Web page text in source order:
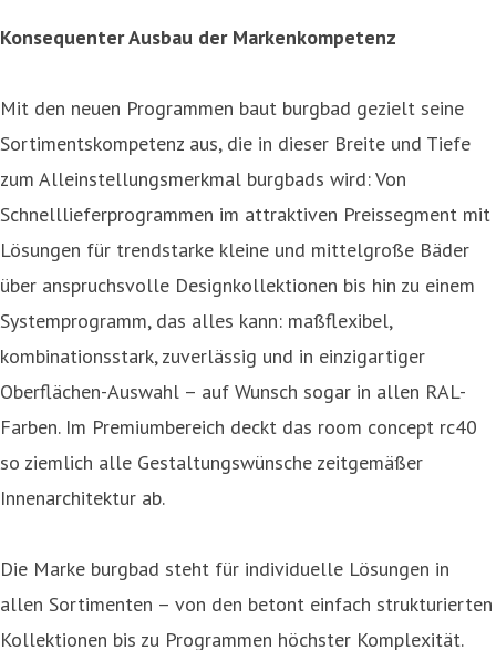
Konsequenter Ausbau der Markenkompetenz
Mit den neuen Programmen baut burgbad gezielt seine
Sortimentskompetenz aus, die in dieser Breite und Tiefe
zum Alleinstellungsmerkmal burgbads wird: Von
Schnelllieferprogrammen im attraktiven Preissegment mit
Lösungen für trendstarke kleine und mittelgroße Bäder
über anspruchsvolle Designkollektionen bis hin zu einem
Systemprogramm, das alles kann: maßflexibel,
kombinationsstark, zuverlässig und in einzigartiger
Oberflächen-Auswahl – auf Wunsch sogar in allen RAL-
Farben. Im Premiumbereich deckt das room concept rc40
so ziemlich alle Gestaltungswünsche zeitgemäßer
Innenarchitektur ab.
Die Marke burgbad steht für individuelle Lösungen in
allen Sortimenten – von den betont einfach strukturierten
Kollektionen bis zu Programmen höchster Komplexität.